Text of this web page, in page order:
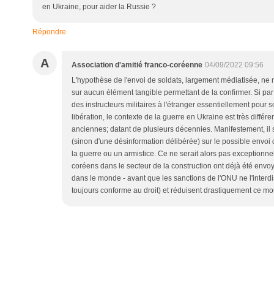
en Ukraine, pour aider la Russie ?
Répondre
A Association d'amitié franco-coréenne 04/09/2022 09:56
L'hypothèse de l'envoi de soldats, largement médiatisée, ne
sur aucun élément tangible permettant de la confirmer. Si
des instructeurs militaires à l'étranger essentiellement pour
libération, le contexte de la guerre en Ukraine est très
anciennes; datant de plusieurs décennies. Manifestement, il
(sinon d'une désinformation délibérée) sur le possible envoi
la guerre ou un armistice. Ce ne serait alors pas
coréens dans le secteur de la construction ont déjà été
dans le monde - avant que les sanctions de l'ONU ne
toujours conforme au droit) et réduisent drastiquement ce